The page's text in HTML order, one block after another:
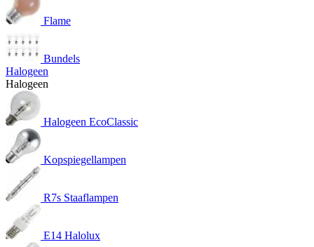
Flame
Bundels
Halogeen
Halogeen
Halogeen EcoClassic
Kopspiegellampen
R7s Staaflampen
E14 Halolux